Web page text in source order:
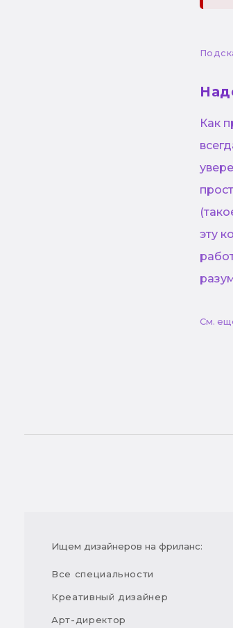
Как
эту
См.
Ищем дизайнеров на фриланс:
Все специальности
Креативный дизайнер
Арт-директор